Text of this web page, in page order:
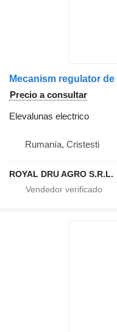
Precio a consultar
Elevalunas electrico
Rumanía, Cristesti
ROYAL DRU AGRO S.R.L.